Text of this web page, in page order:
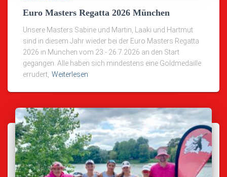
Euro Masters Regatta 2026 München
Unsere Masters Sabine und Martin, Laaki und Hartmut
sind in diesem Jahr wieder bei der Euro Masters Regatta
2026 in München vom 23.- 26.7.2026 an den Start
gegangen. Alle haben sich mindestens eine Goldmedaille
errudert, Weiterlesen